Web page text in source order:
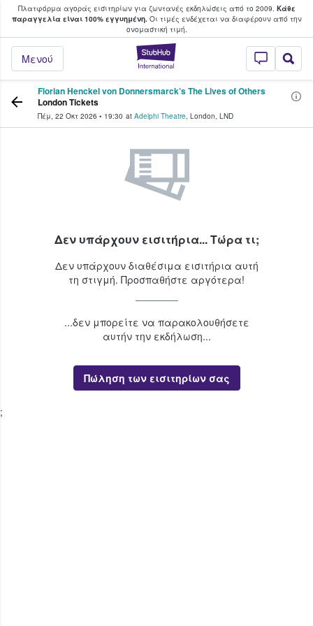
Πλατφόρμα αγοράς εισιτηρίων για ζωντανές εκδηλώσεις από το 2009. Κάθε
παραγγελία είναι 100% εγγυημένη.Οι τιμές ενδέχεται να διαφέρουν από την
oνομαστική τιμή.
StubHub - Όπου
Μενού
φαν αγοράζουν και πουλούν
Florian Henckel von Donnersmarck’s The Lives of Others
London Tickets
Πέμ, 22 Οκτ 2026 • 19:30 at Adelphi Theatre, London, LND
Δεν υπάρχουν εισιτήρια... Τώρα τι;
Δεν υπάρχουν διαθέσιμα εισιτήρια αυτή
τη στιγμή. Προσπαθήστε αργότερα!
...δεν μπορείτε να παρακολουθήσετε
αυτήν την εκδήλωση...
Πώληση των εισιτηρίων σας
;